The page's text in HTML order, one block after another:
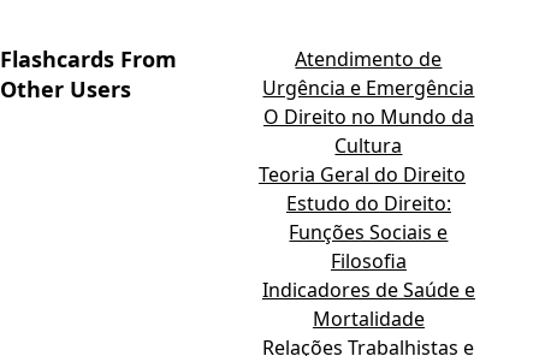
Flashcards From
Other Users
Atendimento de
Urgência e Emergência
O Direito no Mundo da
Cultura
Teoria Geral do Direito
Estudo do Direito:
Funções Sociais e
Filosofia
Indicadores de Saúde e
Mortalidade
Relações Trabalhistas e